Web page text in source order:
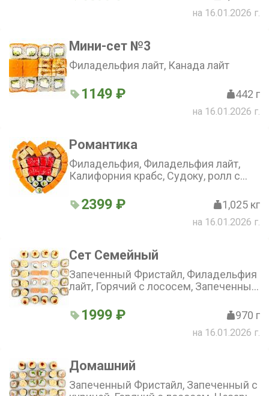
на 16.01.2026 г.
Мини-сет №3
Филадельфия лайт, Канада лайт
1149 ₽ 442 г
на 16.01.2026 г.
Романтика
Филадельфия, Филадельфия лайт,
Калифорния крабс, Судоку, ролл с
2399 ₽ 1,025 кг
на 16.01.2026 г.
Сет Семейный
Запеченный Фристайл, Филадельфия
лайт, Горячий с лососем, Запеченный
1999 ₽ 970 г
на 16.01.2026 г.
Домашний
Запеченный Фристайл, Запеченный с